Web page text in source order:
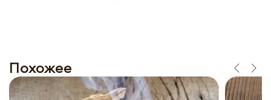
Похожее